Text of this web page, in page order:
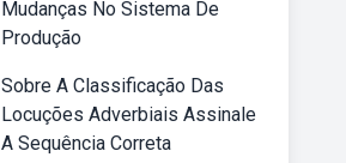
Mudanças No Sistema De
Produção
Sobre A Classificação Das
Locuções Adverbiais Assinale
A Sequência Correta